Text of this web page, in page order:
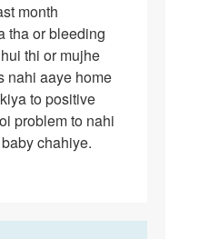
month
tha or bleeding
thi or mujhe
nahi aaye home
to positive
problem to nahi
chahiye.